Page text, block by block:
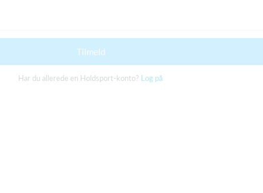
Tilmeld
Har du allerede en Holdsport-konto? Log på